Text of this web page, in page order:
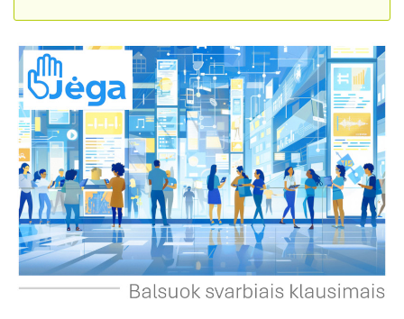
mechanizmus ir imtis veiksmingų priemonių problemai
priimtus sprendimus ir planuojamus veiksmus.